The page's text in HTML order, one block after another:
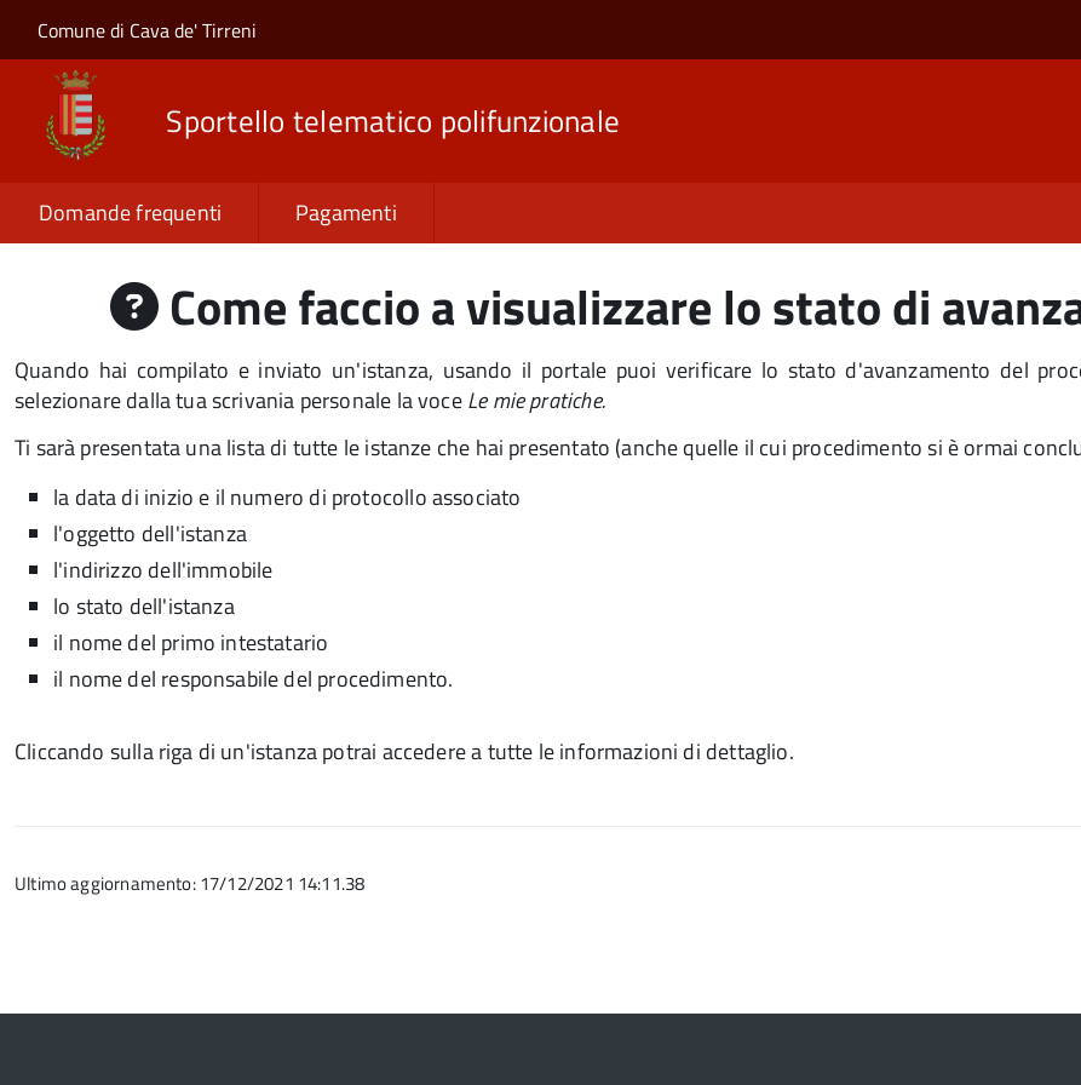
Salta al contenuto principale
Skip to site navigation
Comune di Cava de' Tirreni
Sportello telematico polifunzionale
Domande frequenti Pagamenti
Come faccio a visualizzare lo stato di
Quando hai compilato e inviato un'istanza, usando il portale puoi verificare lo stato d'avanzamento del
selezionare dalla tua scrivania personale la voceLe mie pratiche.
Ti sarà presentata una lista di tutte le istanze che hai presentato (anche quelle il cui procedimento si è ormai
la data di inizio e il numero di protocollo associato
l'oggetto dell'istanza
l'indirizzo dell'immobile
lo stato dell'istanza
il nome del primo intestatario
il nome del responsabile del procedimento.
Cliccando sulla riga di un'istanza potrai accedere a tutte le informazioni di dettaglio.
Ultimo aggiornamento: 17/12/2021 14:11.38